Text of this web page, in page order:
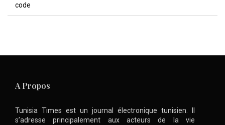
code
A Propos
Tunisia Times est un journal électronique tunisien. Il
s’adresse principalement aux acteurs de la vie